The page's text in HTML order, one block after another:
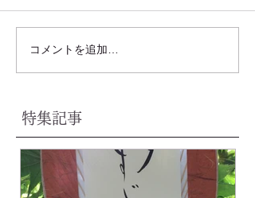
コメントを追加…
特集記事